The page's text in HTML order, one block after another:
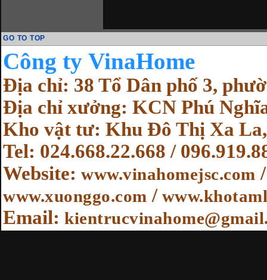
GO TO TOP
Công ty VinaHome
Địa chỉ: 38 Tổ Dân phố 3,
Địa chỉ xưởng: KCN Phú
Kho vật tư: Khu Đô Thị Xa
Tel: 024.668.22.668 /
Website: www.vinahomejsc.com
www.xuonggo.com /
Email: